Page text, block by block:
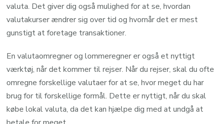
valuta. Det giver dig også mulighed for at se, hvordan
valutakurser ændrer sig over tid og hvornår det er mest
gunstigt at foretage transaktioner.
En valutaomregner og lommeregner er også et nyttigt
værktøj, når det kommer til rejser. Når du rejser, skal du ofte
omregne forskellige valutaer for at se, hvor meget du har
brug for til forskellige formål. Dette er nyttigt, når du skal
købe lokal valuta, da det kan hjælpe dig med at undgå at